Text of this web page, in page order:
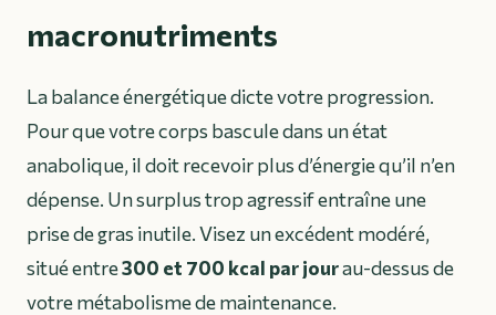
macronutriments
La balance énergétique dicte votre progression.
Pour que votre corps bascule dans un état
anabolique, il doit recevoir plus d’énergie qu’il n’en
dépense. Un surplus trop agressif entraîne une
prise de gras inutile. Visez un excédent modéré,
situé entre300 et 700 kcal par jourau-dessus de
votre métabolisme de maintenance.